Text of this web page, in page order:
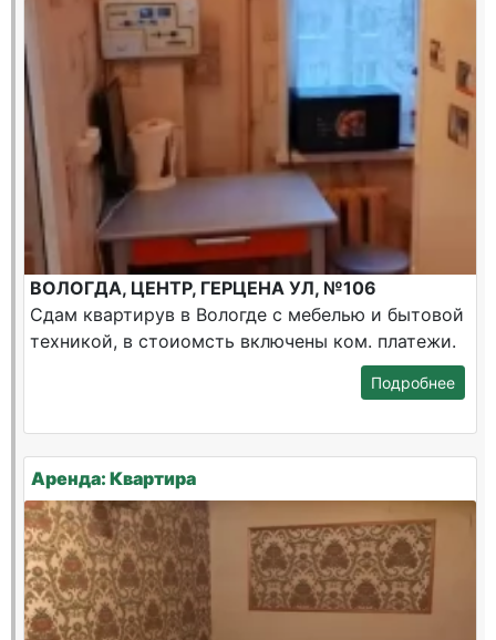
ВОЛОГДА, ЦЕНТР, ГЕРЦЕНА УЛ, №106
Сдам квартирув в Вологде с мебелью и бытовой
техникой, в стоиомсть включены ком. платежи.
Подробнее
Аренда: Квартира